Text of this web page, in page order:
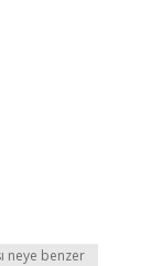
neye benzer